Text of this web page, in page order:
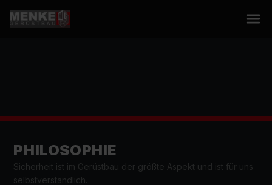
PHILOSOPHIE
Sicherheit ist im Gerüstbau der größte Aspekt und ist für uns
selbstverständlich.